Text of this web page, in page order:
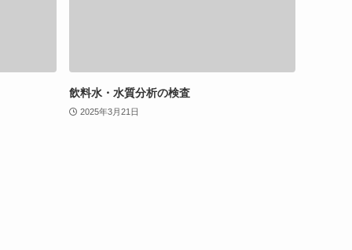
飲料水・水質分析の検査
2025年3月21日